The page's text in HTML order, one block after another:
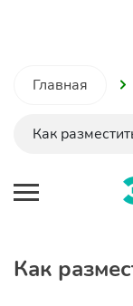
Главная
Как
Как